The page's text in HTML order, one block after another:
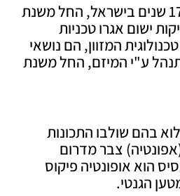
במשך 17 שנים בישראל, החל משנת
אגרו טכניות
המזוון, הם נושאי
המיזם, החל משנת
שולבו התכונות
צבר מדרום
פיקוס